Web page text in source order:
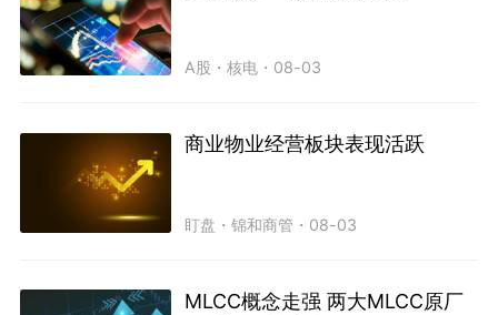
A股 ・核电 ・ 08-03
商业物业经营板块表现活跃
盯盘 ・锦和商管 ・ 08-03
MLCC概念走强 两大MLCC原厂